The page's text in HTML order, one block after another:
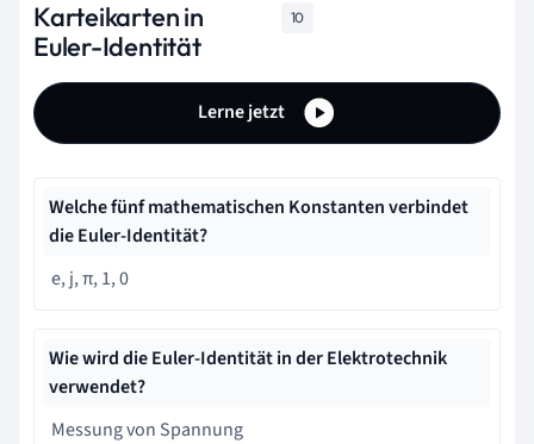
Karteikarten in
Euler-Identität
10
Lerne jetzt
Welche fünf mathematischen Konstanten verbindet
die Euler-Identität?
e, j, π, 1, 0
Wie wird die Euler-Identität in der Elektrotechnik
verwendet?
Messung von Spannung